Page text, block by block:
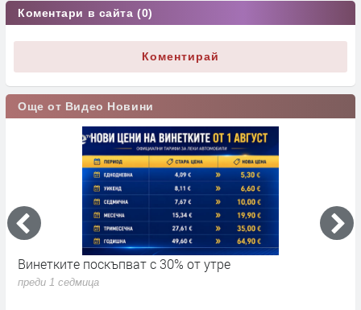
Коментари в сайта (0)
Коментирай
Още от Видео Новини
Винетките поскъпват с 30% от утре
преди 1 седмица